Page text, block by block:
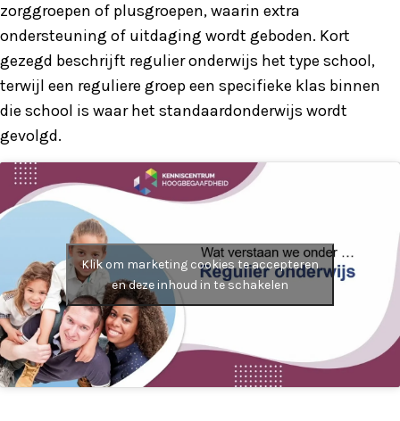
zorggroepen of plusgroepen, waarin extra
ondersteuning of uitdaging wordt geboden. Kort
gezegd beschrijft regulier onderwijs het type school,
terwijl een reguliere groep een specifieke klas binnen
die school is waar het standaardonderwijs wordt
gevolgd.
Klik om marketing cookies te accepteren
en deze inhoud in te schakelen